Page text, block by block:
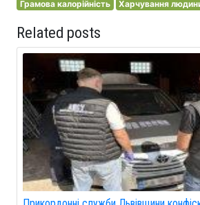
Грамова калорійність
Харчування
Related posts